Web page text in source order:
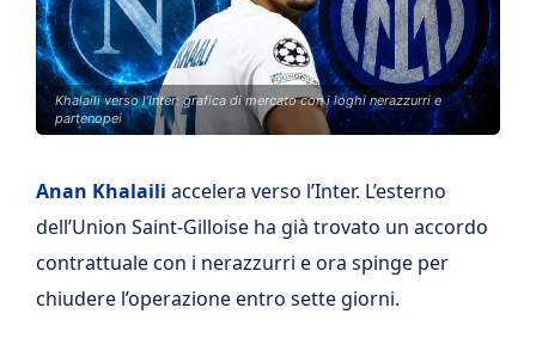
Khalaili verso l'Inter: grafica di mercato con i loghi nerazzurri e
partenopei
Anan Khalaili accelera verso l’Inter. L’esterno
dell’Union Saint-Gilloise ha già trovato un accordo
contrattuale con i nerazzurri e ora spinge per
chiudere l’operazione entro sette giorni.